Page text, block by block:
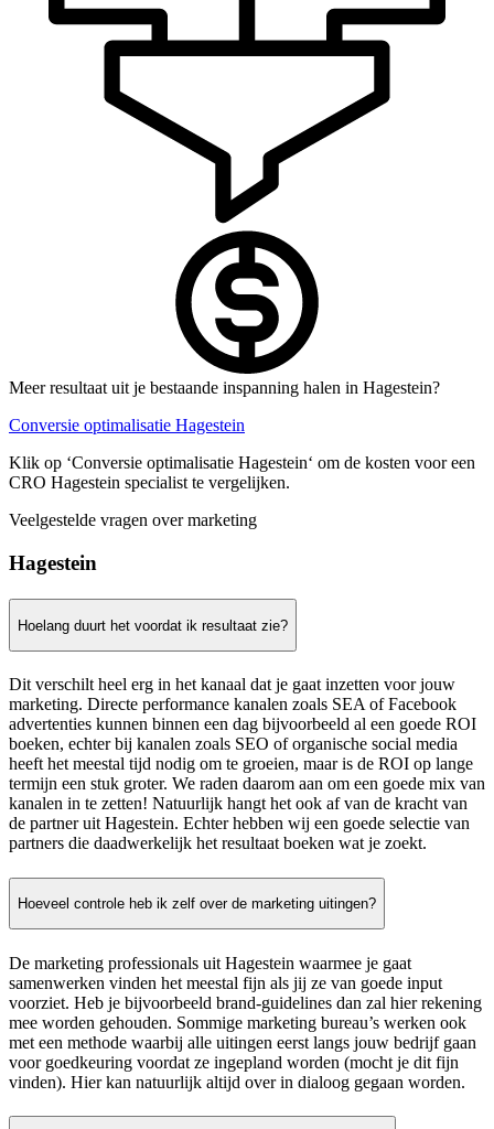
Meer resultaat uit je bestaande inspanning halen in Hagestein?
Conversie optimalisatie Hagestein
Klik op ‘Conversie optimalisatie Hagestein‘ om de kosten voor een
CRO Hagestein specialist te vergelijken.
Veelgestelde vragen over marketing
Hagestein
Hoelang duurt het voordat ik resultaat zie?
Dit verschilt heel erg in het kanaal dat je gaat inzetten voor jouw
marketing. Directe performance kanalen zoals SEA of Facebook
advertenties kunnen binnen een dag bijvoorbeeld al een goede ROI
boeken, echter bij kanalen zoals SEO of organische social media
heeft het meestal tijd nodig om te groeien, maar is de ROI op lange
termijn een stuk groter. We raden daarom aan om een goede mix van
kanalen in te zetten! Natuurlijk hangt het ook af van de kracht van
de partner uit Hagestein. Echter hebben wij een goede selectie van
partners die daadwerkelijk het resultaat boeken wat je zoekt.
Hoeveel controle heb ik zelf over de marketing uitingen?
De marketing professionals uit Hagestein waarmee je gaat
samenwerken vinden het meestal fijn als jij ze van goede input
voorziet. Heb je bijvoorbeeld brand-guidelines dan zal hier rekening
mee worden gehouden. Sommige marketing bureau’s werken ook
met een methode waarbij alle uitingen eerst langs jouw bedrijf gaan
voor goedkeuring voordat ze ingepland worden (mocht je dit fijn
vinden). Hier kan natuurlijk altijd over in dialoog gegaan worden.